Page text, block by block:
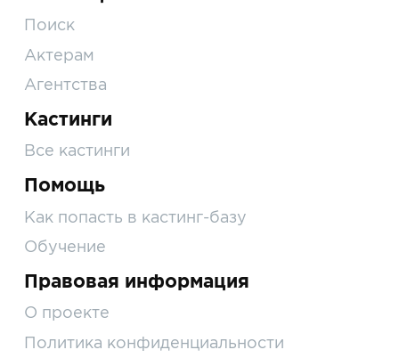
Поиск
Актерам
Агентства
Кастинги
Все кастинги
Помощь
Как попасть в кастинг-базу
Обучение
Правовая информация
О проекте
Политика конфиденциальности